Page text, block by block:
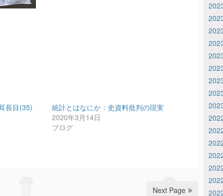
長目(35)
統計とはなにか：史資料批判の現実
2020年3月14日
ブログ
Next Page